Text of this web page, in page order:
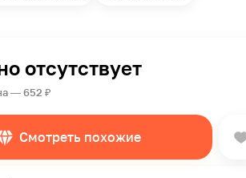
отсутствует
— 652 ₽
Смотреть похожие